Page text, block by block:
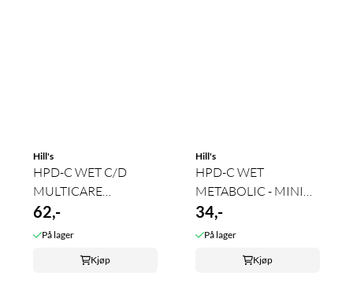
Hill's
HPD-C WET C/D
MULTICARE
(CHICKEN&VEGETABLES)
...
62,-
På lager
Kjøp
Hill's
HPD-C WET
METABOLIC - MINI
(CHICKEN&VEGETABLES)
...
34,-
På lager
Kjøp